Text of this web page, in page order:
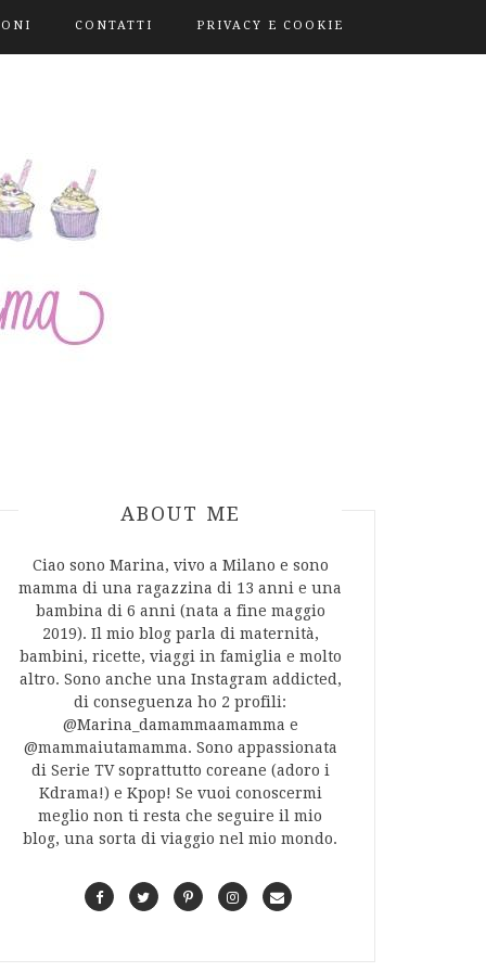
CONTATTI PRIVACY E COOKIE
ABOUT AUTHOR
ABOUT ME
Ciao sono Marina, vivo a Milano e sono
mamma di una ragazzina di 13 anni e una
bambina di 6 anni (nata a fine maggio
2019). Il mio blog parla di maternità,
bambini, ricette, viaggi in famiglia e molto
altro. Sono anche una Instagram addicted,
di conseguenza ho 2 profili:
@Marina_damammaamamma e
@mammaiutamamma. Sono appassionata
di Serie TV soprattutto coreane (adoro i
Kdrama!) e Kpop! Se vuoi conoscermi
meglio non ti resta che seguire il mio
blog, una sorta di viaggio nel mio mondo.
F
T
P
I
C